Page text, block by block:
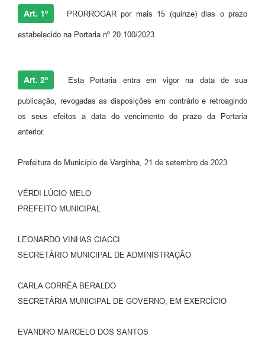
Art. 1º PRORROGAR por mais 15 (quinze) dias o prazo
estabelecido na Portaria nº 20.100/2023.
Art. 2º Esta Portaria entra em vigor na data de sua
publicação, revogadas as disposições em contrário e retroagindo
os seus efeitos a data do vencimento do prazo da Portaria
anterior.
Prefeitura do Município de Varginha, 21 de setembro de 2023.
VÉRDI LÚCIO MELO
PREFEITO MUNICIPAL
LEONARDO VINHAS CIACCI
SECRETÁRIO MUNICIPAL DE ADMINISTRAÇÃO
CARLA CORRÊA BERALDO
SECRETÁRIA MUNICIPAL DE GOVERNO, EM EXERCÍCIO
EVANDRO MARCELO DOS SANTOS